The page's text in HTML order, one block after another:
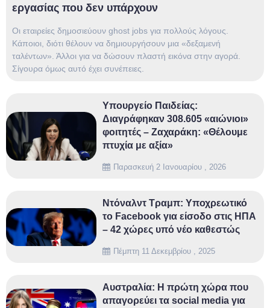
εργασίας που δεν υπάρχουν
Oι εταιρείες δημοσιεύουν ghost jobs για πολλούς λόγους.
Κάποιοι, διότι θέλουν να δημιουργήσουν μια «δεξαμενή
ταλέντων». Άλλοι για να δώσουν πλαστή εικόνα στην αγορά.
Σίγουρα όμως αυτό έχει συνέπειες.
Παρασκευή 2 Ιανουαρίου , 2026
Υπουργείο Παιδείας:
Διαγράφηκαν 308.605 «αιώνιοι»
φοιτητές – Ζαχαράκη: «Θέλουμε
πτυχία με αξία»
Πέμπτη 11 Δεκεμβρίου , 2025
Ντόναλντ Τραμπ: Υποχρεωτικό
το Facebook για είσοδο στις ΗΠΑ
– 42 χώρες υπό νέο καθεστώς
Αυστραλία: Η πρώτη χώρα που
απαγορεύει τα social media για